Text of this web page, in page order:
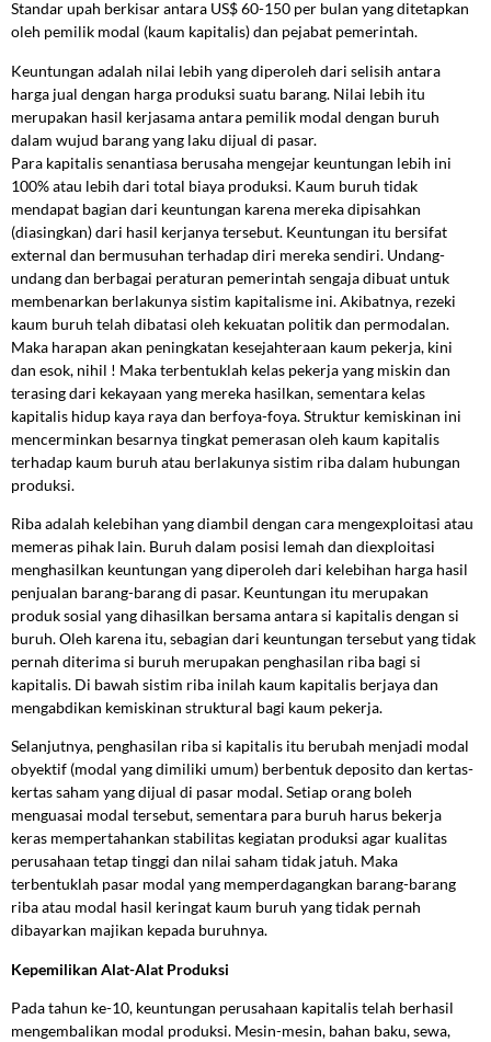
Standar upah berkisar antara US$ 60-150 per bulan yang ditetapkan
oleh pemilik modal (kaum kapitalis) dan pejabat pemerintah.
Keuntungan adalah nilai lebih yang diperoleh dari selisih antara
harga jual dengan harga produksi suatu barang. Nilai lebih itu
merupakan hasil kerjasama antara pemilik modal dengan buruh
dalam wujud barang yang laku dijual di pasar.
Para kapitalis senantiasa berusaha mengejar keuntungan lebih ini
100% atau lebih dari total biaya produksi. Kaum buruh tidak
mendapat bagian dari keuntungan karena mereka dipisahkan
(diasingkan) dari hasil kerjanya tersebut. Keuntungan itu bersifat
external dan bermusuhan terhadap diri mereka sendiri. Undang-
undang dan berbagai peraturan pemerintah sengaja dibuat untuk
membenarkan berlakunya sistim kapitalisme ini. Akibatnya, rezeki
kaum buruh telah dibatasi oleh kekuatan politik dan permodalan.
Maka harapan akan peningkatan kesejahteraan kaum pekerja, kini
dan esok, nihil ! Maka terbentuklah kelas pekerja yang miskin dan
terasing dari kekayaan yang mereka hasilkan, sementara kelas
kapitalis hidup kaya raya dan berfoya-foya. Struktur kemiskinan ini
mencerminkan besarnya tingkat pemerasan oleh kaum kapitalis
terhadap kaum buruh atau berlakunya sistim riba dalam hubungan
produksi.
Riba adalah kelebihan yang diambil dengan cara mengexploitasi atau
memeras pihak lain. Buruh dalam posisi lemah dan diexploitasi
menghasilkan keuntungan yang diperoleh dari kelebihan harga hasil
penjualan barang-barang di pasar. Keuntungan itu merupakan
produk sosial yang dihasilkan bersama antara si kapitalis dengan si
buruh. Oleh karena itu, sebagian dari keuntungan tersebut yang tidak
pernah diterima si buruh merupakan penghasilan riba bagi si
kapitalis. Di bawah sistim riba inilah kaum kapitalis berjaya dan
mengabdikan kemiskinan struktural bagi kaum pekerja.
Selanjutnya, penghasilan riba si kapitalis itu berubah menjadi modal
obyektif (modal yang dimiliki umum) berbentuk deposito dan kertas-
kertas saham yang dijual di pasar modal. Setiap orang boleh
menguasai modal tersebut, sementara para buruh harus bekerja
keras mempertahankan stabilitas kegiatan produksi agar kualitas
perusahaan tetap tinggi dan nilai saham tidak jatuh. Maka
terbentuklah pasar modal yang memperdagangkan barang-barang
riba atau modal hasil keringat kaum buruh yang tidak pernah
dibayarkan majikan kepada buruhnya.
Kepemilikan Alat-Alat Produksi
Pada tahun ke-10, keuntungan perusahaan kapitalis telah berhasil
mengembalikan modal produksi. Mesin-mesin, bahan baku, sewa,